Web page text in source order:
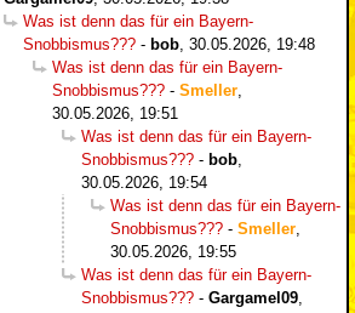
Was ist denn das für ein Bayern-
Snobbismus??? - bob 30.05.2026, 19:48
Was ist denn das für ein Bayern-
Snobbismus??? - Smeller
30.05.2026, 19:51
Was ist denn das für ein Bayern-
Snobbismus??? - bob
30.05.2026, 19:54
Was ist denn das für ein Bayern-
Snobbismus??? - Smeller
30.05.2026, 19:55
Was ist denn das für ein Bayern-
Snobbismus??? - Gargamel09